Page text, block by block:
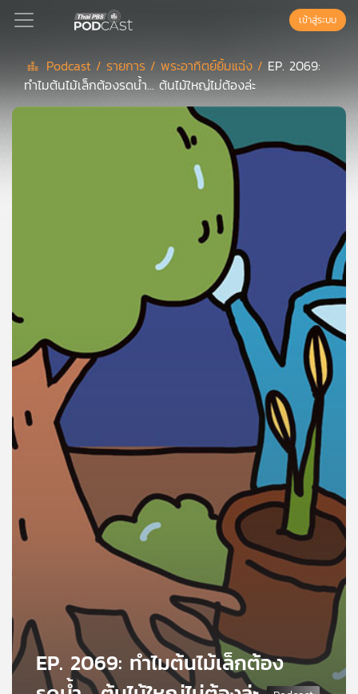
Podcast
ลิ
สต์
ของ
คุณ
เพลง
ข่าว
เกี่ยว
กับ
เรา
เข้าสู่ระบบ
Podcast / รายการ /พระอาทิตย์ยิ้มแฉ่ง / EP. 2069:
ทำไมต้นไม้เล็กต้องรดน้ำ... ต้นไม้ใหญ่ไม่ต้องล่ะ
EP. 2069: ทำไมต้นไม้เล็กต้อง